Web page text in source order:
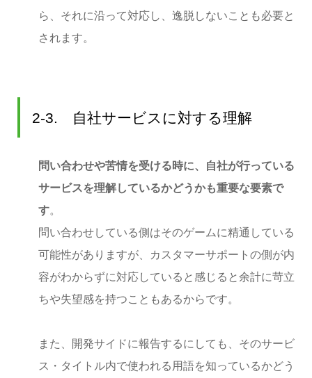
ら、それに沿って対応し、逸脱しないことも必要と
されます。
2-3. 自社サービスに対する理解
問い合わせや苦情を受ける時に、自社が行っている
サービスを理解しているかどうかも重要な要素で
す。
問い合わせしている側はそのゲームに精通している
可能性がありますが、カスタマーサポートの側が内
容がわからずに対応していると感じると余計に苛立
ちや失望感を持つこともあるからです。
また、開発サイドに報告するにしても、そのサービ
ス・タイトル内で使われる用語を知っているかどう